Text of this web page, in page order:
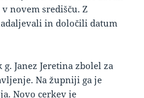
novem središču. Z
in določili datum
Janez Jeretina zbolel za
Na župniji ga je
Novo cerkev je